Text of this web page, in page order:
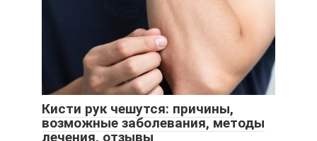
Кисти рук чешутся: причины,
возможные заболевания, методы
лечения, отзывы